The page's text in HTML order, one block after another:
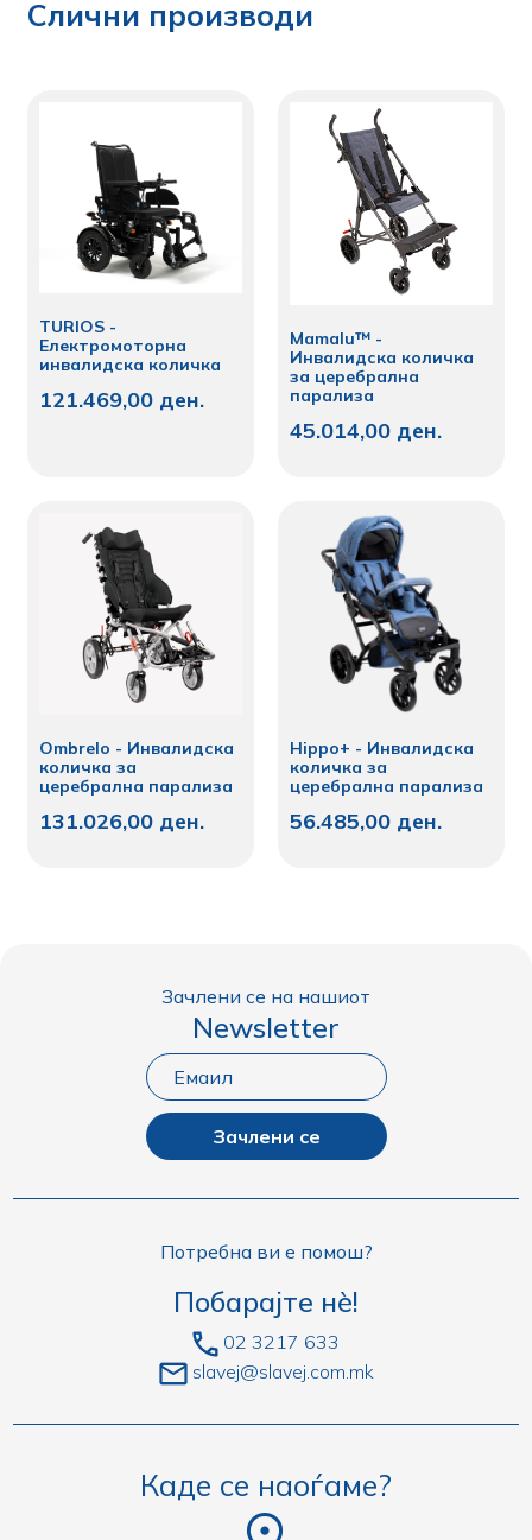
Слични производи
TURIOS -
Електромоторна
инвалидска количка
121.469,00 ден.
Mamalu™ -
Инвалидска количка
за церебрална
парализа
45.014,00 ден.
Ombrelo - Инвалидска
количка за
церебрална парализа
131.026,00 ден.
Hippo+ - Инвалидска
количка за
церебрална парализа
56.485,00 ден.
Зачлени се на нашиот
Newsletter
Зачлени се
Потребна ви е помош?
Побарајте нè!
02 3217 633
slavej@slavej.com.mk
Каде се наоѓаме?